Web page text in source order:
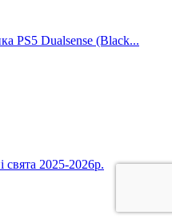
PS5 Dualsense (Black...
свята 2025-2026р.